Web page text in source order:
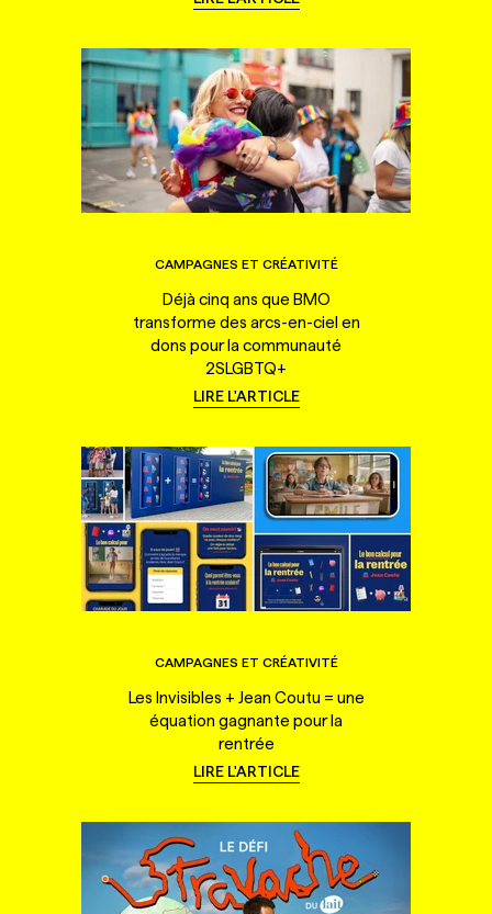
CAMPAGNES ET CRÉATIVITÉ
Déjà cinq ans que BMO
transforme des arcs-en-ciel en
dons pour la communauté
2SLGBTQ+
LIRE L'ARTICLE
CAMPAGNES ET CRÉATIVITÉ
Les Invisibles + Jean Coutu = une
équation gagnante pour la
rentrée
LIRE L'ARTICLE